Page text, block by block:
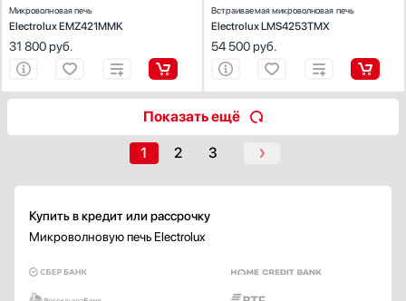
Есть
Переключатели
Кнопочные
Поворотные
Поворотные утапливаемые
Центральный переключатель с программированием режимов
Блокировка управления
Инверторное управление мощностью
Микроволновая печь
Electrolux EMZ421MMK
31 800руб.
Встраиваемая микроволновая печь
Electrolux LMS4253TMX
54 500руб.
Показать ещё
1 2 3
Купить в кредит или рассрочку
Микроволновую печь Electrolux